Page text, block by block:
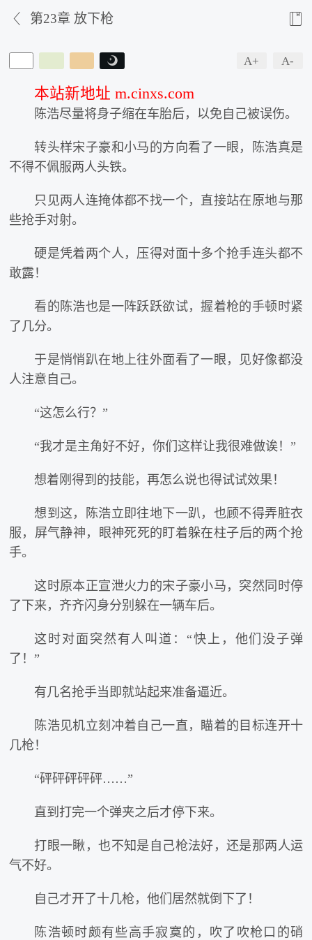
 第23章 放下枪 
 A+ A-
本站新地址 m.cinxs.com
陈浩尽量将身子缩在车胎后，以免自己被误伤。
转头样宋子豪和小马的方向看了一眼，陈浩真是
不得不佩服两人头铁。
只见两人连掩体都不找一个，直接站在原地与那
些抢手对射。
硬是凭着两个人，压得对面十多个抢手连头都不
敢露！
看的陈浩也是一阵跃跃欲试，握着枪的手顿时紧
了几分。
于是悄悄趴在地上往外面看了一眼，见好像都没
人注意自己。
“这怎么行？”
“我才是主角好不好，你们这样让我很难做诶！”
想着刚得到的技能，再怎么说也得试试效果！
想到这，陈浩立即往地下一趴，也顾不得弄脏衣
服，屏气静神，眼神死死的盯着躲在柱子后的两个抢
手。
这时原本正宣泄火力的宋子豪小马，突然同时停
了下来，齐齐闪身分别躲在一辆车后。
这时对面突然有人叫道：“快上，他们没子弹
了！”
有几名抢手当即就站起来准备逼近。
陈浩见机立刻冲着自己一直，瞄着的目标连开十
几枪！
“砰砰砰砰砰……”
直到打完一个弹夹之后才停下来。
打眼一瞅，也不知是自己枪法好，还是那两人运
气不好。
自己才开了十几枪，他们居然就倒下了！
陈浩顿时颇有些高手寂寞的，吹了吹枪口的硝